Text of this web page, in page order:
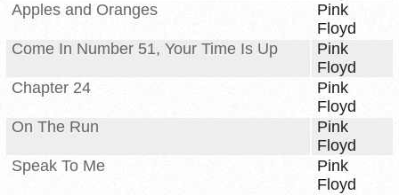
Apples and Oranges
Pink
Floyd
Come In Number 51, Your Time Is Up
Pink
Floyd
Chapter 24
Pink
Floyd
On The Run
Pink
Floyd
Speak To Me
Pink
Floyd